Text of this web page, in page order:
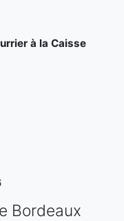
à la Caisse
Bordeaux